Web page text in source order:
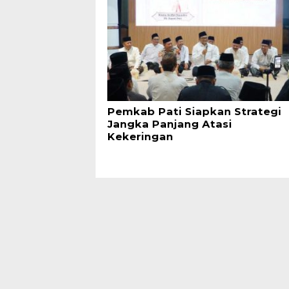
Pemkab Pati Siapkan Strategi
Jangka Panjang Atasi
Kekeringan